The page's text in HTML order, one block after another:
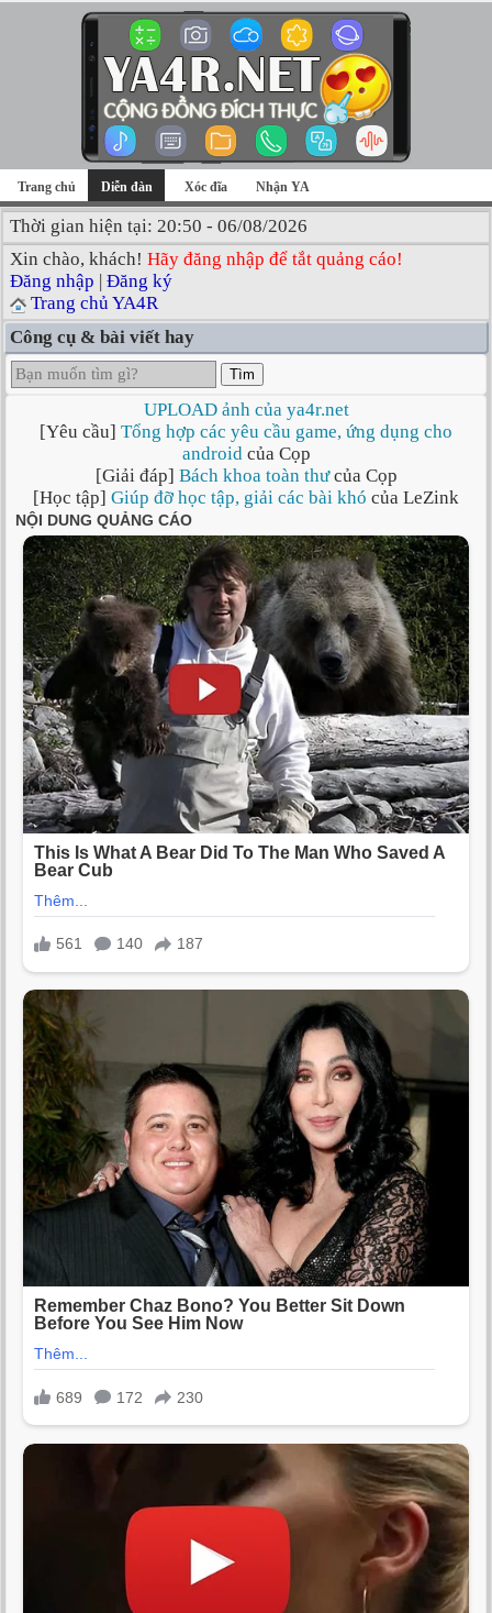
Trang chủ Diễn đàn Xóc đĩa Nhận YA
Thời gian hiện tại: 20:50 - 06/08/2026
Xin chào, khách! Hãy đăng nhập để tắt quảng cáo!
Đăng nhập | Đăng ký
Trang chủ YA4R
Công cụ & bài viết hay
Tìm
UPLOAD ảnh của ya4r.net
[Yêu cầu] Tổng hợp các yêu cầu game, ứng dụng cho
androidcủa Cọp
[Giải đáp] Bách khoa toàn thưcủa Cọp
[Học tập] Giúp đỡ học tập, giải các bài khó của LeZink